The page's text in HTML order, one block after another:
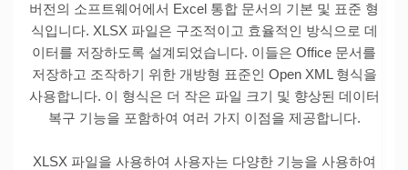
버전의 소프트웨어에서 Excel 통합 문서의 기본 및 표준 형
식입니다. XLSX 파일은 구조적이고 효율적인 방식으로 데
이터를 저장하도록 설계되었습니다. 이들은 Office 문서를
저장하고 조작하기 위한 개방형 표준인 Open XML 형식을
사용합니다. 이 형식은 더 작은 파일 크기 및 향상된 데이터
복구 기능을 포함하여 여러 가지 이점을 제공합니다.
XLSX 파일을 사용하여 사용자는 다양한 기능을 사용하여